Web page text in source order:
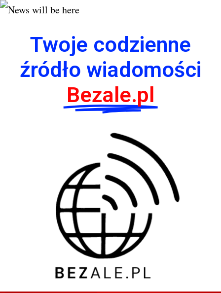
Twoje codzienne
źródło wiadomości
Bezale.pl